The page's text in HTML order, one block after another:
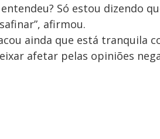
Só estou dizendo
afirmou.
ainda que está tranquila
afetar pelas opiniões